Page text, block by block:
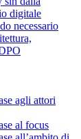
digitale
necessario
agli attori
al focus